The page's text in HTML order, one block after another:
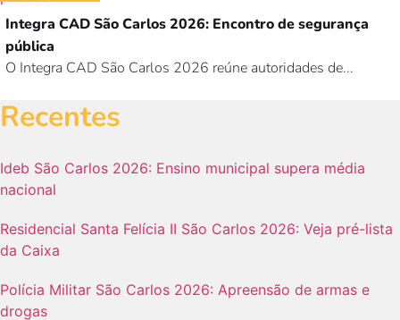
Integra CAD São Carlos 2026: Encontro de segurança
pública
O Integra CAD São Carlos 2026 reúne autoridades de...
Recentes
Ideb São Carlos 2026: Ensino municipal supera média
nacional
Residencial Santa Felícia II São Carlos 2026: Veja pré-lista
da Caixa
Polícia Militar São Carlos 2026: Apreensão de armas e
drogas